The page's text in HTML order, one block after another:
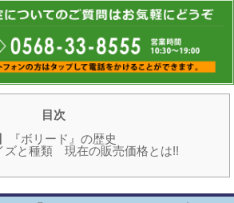
目次
『ボリード』の歴史
ズと種類 現在の販売価格とは!!